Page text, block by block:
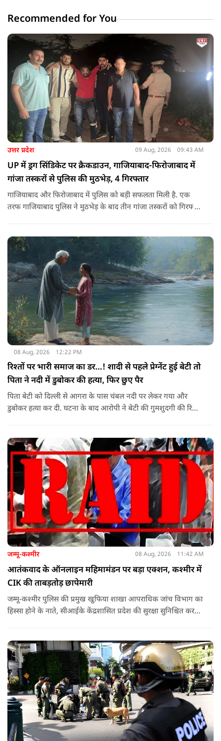
Recommended for You
उत्तर प्रदेश 09 Aug, 2026 09:43 AM
UP में ड्रग सिंडिकेट पर क्रैकडाउन, गाजियाबाद-फिरोजाबाद में
गांजा तस्करों से पुलिस की मुठभेड़, 4 गिरफ्तार
गाजियाबाद और फिरोजाबाद में पुलिस को बड़ी सफलता मिली है. एक
तरफ गाजियाबाद पुलिस ने मुठभेड़ के बाद तीन गांजा तस्करों को गिरफ्तार
पर की जा रही है.
08 Aug, 2026 12:22 PM
रिश्तों पर भारी समाज का डर…! शादी से पहले प्रेग्नेंट हुई बेटी तो
पिता ने नदी में डुबोकर की हत्या, फिर छुए पैर
पिता बेटी को दिल्ली से आगरा के पास चंबल नदी पर लेकर गया और
डुबोकर हत्या कर दी. घटना के बाद आरोपी ने बेटी की गुमशुदगी की रिपोर्ट
जम्मू-कश्मीर 08 Aug, 2026 11:42 AM
आतंकवाद के ऑनलाइन महिमामंडन पर बड़ा एक्शन, कश्मीर में
CIK की ताबड़तोड़ छापेमारी
जम्मू-कश्मीर पुलिस की प्रमुख खुफिया शाखा आपराधिक जांच विभाग का
हिस्सा होने के नाते, सीआईके केंद्रशासित प्रदेश की सुरक्षा सुनिश्चित करने